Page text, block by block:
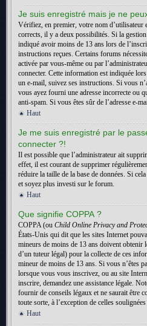
Je suis enregistré mais je ne
Vérifiez, en premier, votre nom d’utilisateur
corrects, il y a deux possibilités. Si la
indiqué avoir moins de 13 ans lors de
instructions reçues. Certains forums
activée par vous-même ou par
connecter. Cette information est indiquée
un e-mail, suivez ses instructions. Si vous
vous ayez fourni une adresse incorrecte ou
anti-spam. Si vous êtes sûr de l’adresse e-
Haut
Je me suis enregistré par le
connecter ?!
Il est possible que l’administrateur ait
effet, il est courant de supprimer
réduire la taille de la base de données. Si
et soyez plus investi sur le forum.
Haut
Que signifie COPPA ?
COPPA (ou Child Online Privacy and
États-Unis qui dit que les sites Internet
mineurs de moins de 13 ans doivent obtenir
d’un tuteur légal) pour la collecte de ces
mineur de moins de 13 ans. Si vous n’êtes
lorsque vous vous inscrivez, ou au site
inscrire, demandez une assistance légale.
fournir de conseils légaux et ne saurait être
toute sorte, à l’exception de celles
Haut